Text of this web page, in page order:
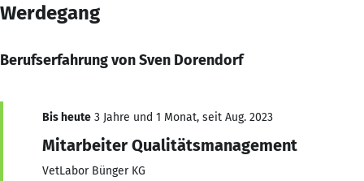
Werdegang
Berufserfahrung von Sven Dorendorf
Bis heute 3 Jahre und 1 Monat, seit Aug. 2023
Mitarbeiter Qualitätsmanagement
VetLabor Bünger KG